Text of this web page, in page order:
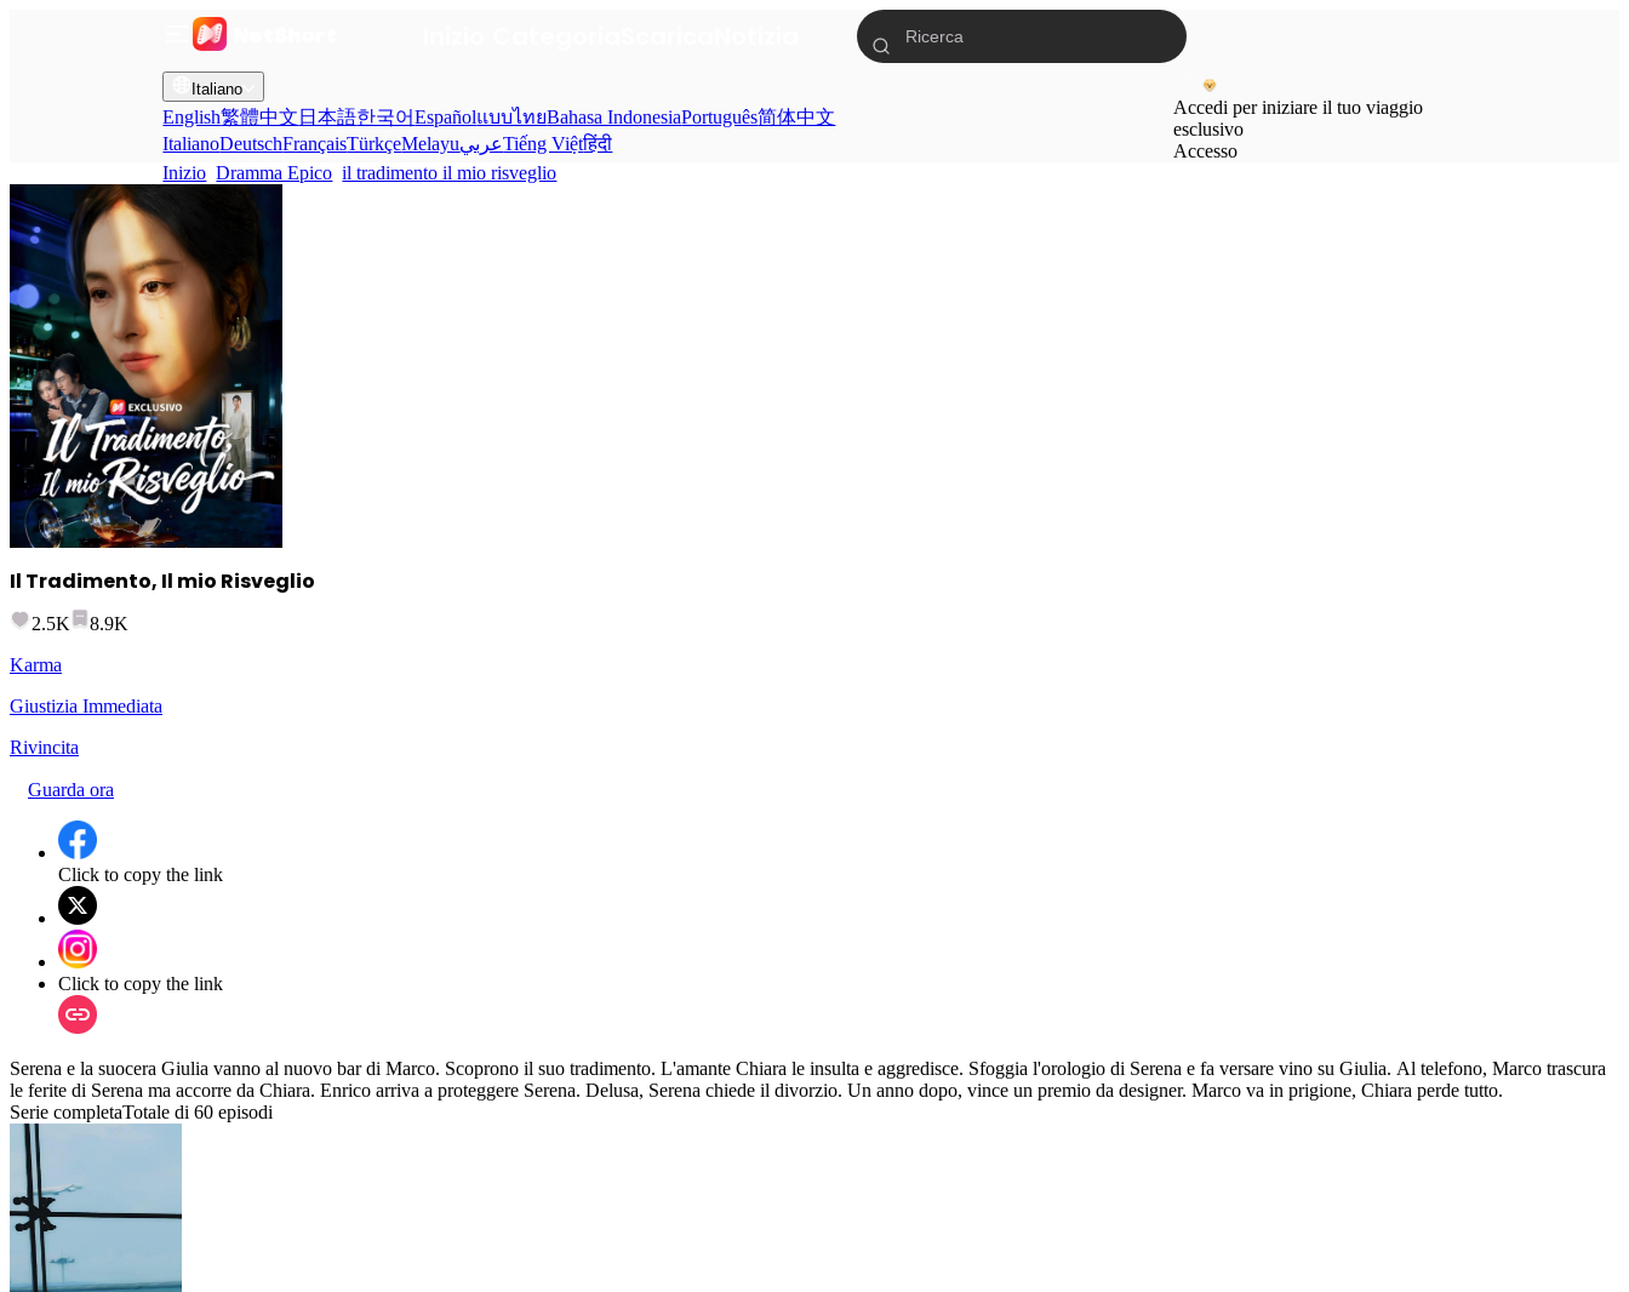
Italiano
English繁體中文 日本語한국어EspañolแบบไทยBahasa IndonesiaPortuguês简体中文
ItalianoDeutschFrançaisTürkçeMelayuعربيTiếng Việtहिंदी
Accedi per iniziare il tuo viaggio
esclusivo
Accesso
Inizio Dramma Epico il tradimento il mio risveglio
Il Tradimento, Il mio Risveglio
2.5K
8.9K
Karma
Giustizia Immediata
Rivincita
Guarda ora
Click to copy the link
Click to copy the link
Serena e la suocera Giulia vanno al nuovo bar di Marco. Scoprono il suo tradimento. L'amante Chiara le insulta e aggredisce. Sfoggia l'orologio di Serena e fa versare vino su Giulia. Al telefono, Marco trascura
le ferite di Serena ma accorre da Chiara. Enrico arriva a proteggere Serena. Delusa, Serena chiede il divorzio. Un anno dopo, vince un premio da designer. Marco va in prigione, Chiara perde tutto.
Serie completaTotale di 60 episodi